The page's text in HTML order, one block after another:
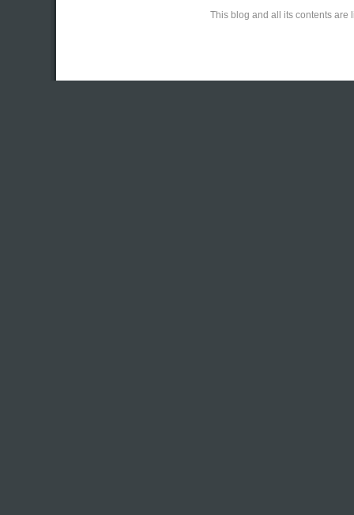
This blog and all its contents are